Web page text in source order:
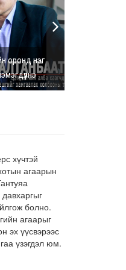
үнэ дээр
нэг эх
2026
дизель
БАЙНА
оронд нэг
хүчтэй
агаарын
болно.
агаарыг
эх үүсвэрээс
үзэгдэл юм.